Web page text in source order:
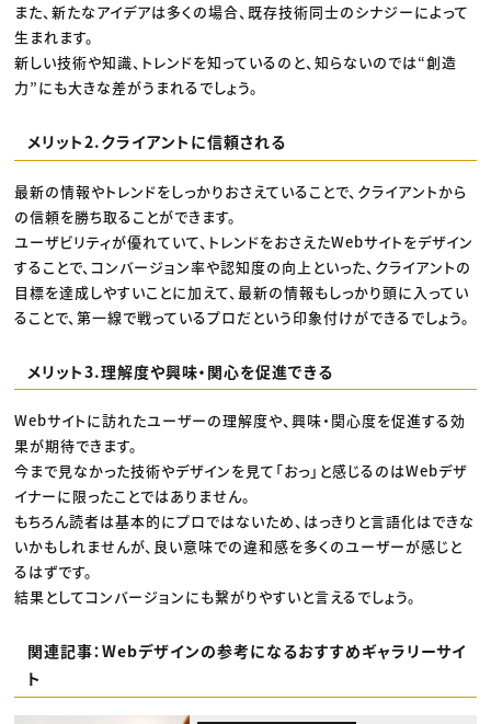
また、新たなアイデアは多くの場合、既存技術同士のシナジーによって
生まれます。
新しい技術や知識、トレンドを知っているのと、知らないのでは“創造
力”にも大きな差がうまれるでしょう。
メリット2.クライアントに信頼される
最新の情報やトレンドをしっかりおさえていることで、クライアントから
の信頼を勝ち取ることができます。
ユーザビリティが優れていて、トレンドをおさえたWebサイトをデザイン
することで、コンバージョン率や認知度の向上といった、クライアントの
目標を達成しやすいことに加えて、最新の情報もしっかり頭に入ってい
ることで、第一線で戦っているプロだという印象付けができるでしょう。
メリット3.理解度や興味・関心を促進できる
Webサイトに訪れたユーザーの理解度や、興味・関心度を促進する効
果が期待できます。
今まで見なかった技術やデザインを見て「おっ」と感じるのはWebデザ
イナーに限ったことではありません。
もちろん読者は基本的にプロではないため、はっきりと言語化はできな
いかもしれませんが、良い意味での違和感を多くのユーザーが感じと
るはずです。
結果としてコンバージョンにも繋がりやすいと言えるでしょう。
関連記事：Webデザインの参考になるおすすめギャラリーサイ
ト